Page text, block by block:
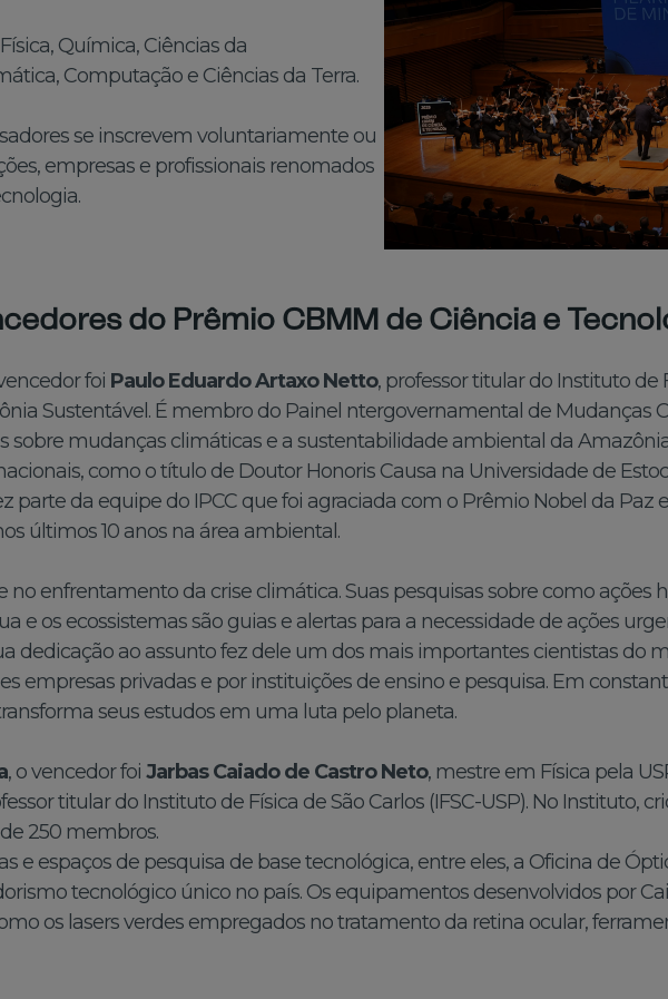
Química, Ciências da
Computação e Ciências da Terra.
se inscrevem voluntariamente ou
empresas e profissionais renomados
do Prêmio CBMM de Ciência e
foi Paulo Eduardo Artaxo Netto, professor titular do Instituto de
Sustentável. É membro do Painel ntergovernamental de Mudanças
sobre mudanças climáticas e a sustentabilidade ambiental da
como o título de Doutor Honoris Causa na Universidade de
parte da equipe do IPCC que foi agraciada com o Prêmio Nobel da Paz
últimos 10 anos na área ambiental.
no enfrentamento da crise climática. Suas pesquisas sobre como ações
e os ecossistemas são guias e alertas para a necessidade de ações
dedicação ao assunto fez dele um dos mais importantes cientistas do
empresas privadas e por instituições de ensino e pesquisa. Em
seus estudos em uma luta pelo planeta.
, o vencedor foi Jarbas Caiado de Castro Neto, mestre em Física pela
titular do Instituto de Física de São Carlos (IFSC-USP). No Instituto,
250 membros.
e espaços de pesquisa de base tecnológica, entre eles, a Oficina de
tecnológico único no país. Os equipamentos desenvolvidos por
os lasers verdes empregados no tratamento da retina ocular,